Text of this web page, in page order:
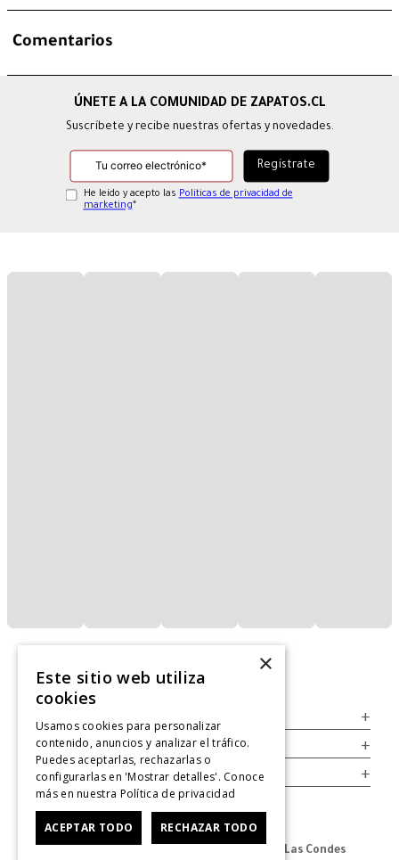
Comentarios
Suscríbete y recibe nuestras ofertas y novedades.
He leído y acepto las Políticas de privacidad de
marketing*
+
Legal +
Cuenta +
Dirección Oficina: Av. Las Condes #11281 - Las Condes
×
Este sitio web utiliza
cookies
Usamos cookies para personalizar
contenido, anuncios y analizar el tráfico.
Puedes aceptarlas, rechazarlas o
configurarlas en 'Mostrar detalles'. Conoce
más en nuestra Política de privacidad
ACEPTAR TODO RECHAZAR TODO